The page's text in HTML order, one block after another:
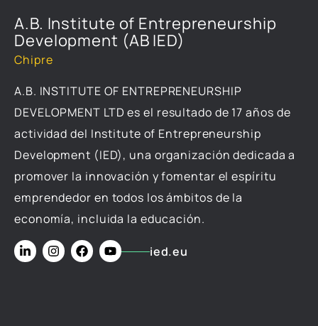
A.B. Institute of Entrepreneurship
Development (AB IED)
Chipre
A.B. INSTITUTE OF ENTREPRENEURSHIP
DEVELOPMENT LTD es el resultado de 17 años de
actividad del Institute of Entrepreneurship
Development (IED), una organización dedicada a
promover la innovación y fomentar el espíritu
emprendedor en todos los ámbitos de la
economía, incluida la educación.
ied.eu